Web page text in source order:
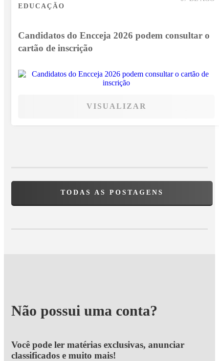
EDUCAÇÃO
Candidatos do Encceja 2026 podem consultar o
cartão de inscrição
VISUALIZAR
TODAS AS POSTAGENS
Não possui uma conta?
Você pode ler matérias exclusivas, anunciar
classificados e muito mais!